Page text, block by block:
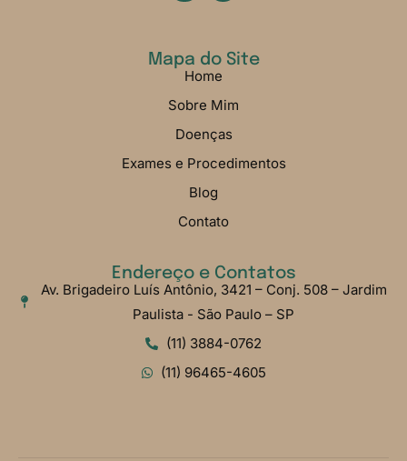
Mapa do Site
Home
Sobre Mim
Doenças
Exames e Procedimentos
Blog
Contato
Endereço e Contatos
Av. Brigadeiro Luís Antônio, 3421 – Conj. 508 – Jardim
Paulista - São Paulo – SP
(11) 3884-0762
(11) 96465-4605